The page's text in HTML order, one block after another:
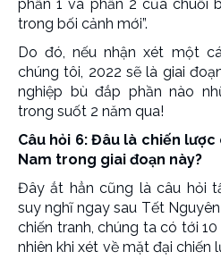
phần 1 và phần 2 của chuỗi
trong bối cảnh mới”.
Do đó, nếu nhận xét một
chúng tôi, 2022 sẽ là giai
nghiệp bù đắp phần nào
trong suốt 2 năm qua!
Câu hỏi 6: Đâu là chiến
Nam trong giai đoạn này?
Đây ắt hẳn cũng là câu hỏi
suy nghĩ ngay sau Tết
chiến tranh, chúng ta có tới
nhiên khi xét về mặt đại chiến